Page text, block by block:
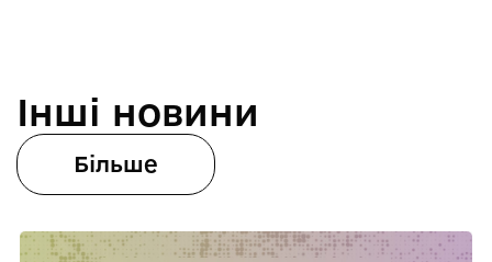
Інші новини
Більше